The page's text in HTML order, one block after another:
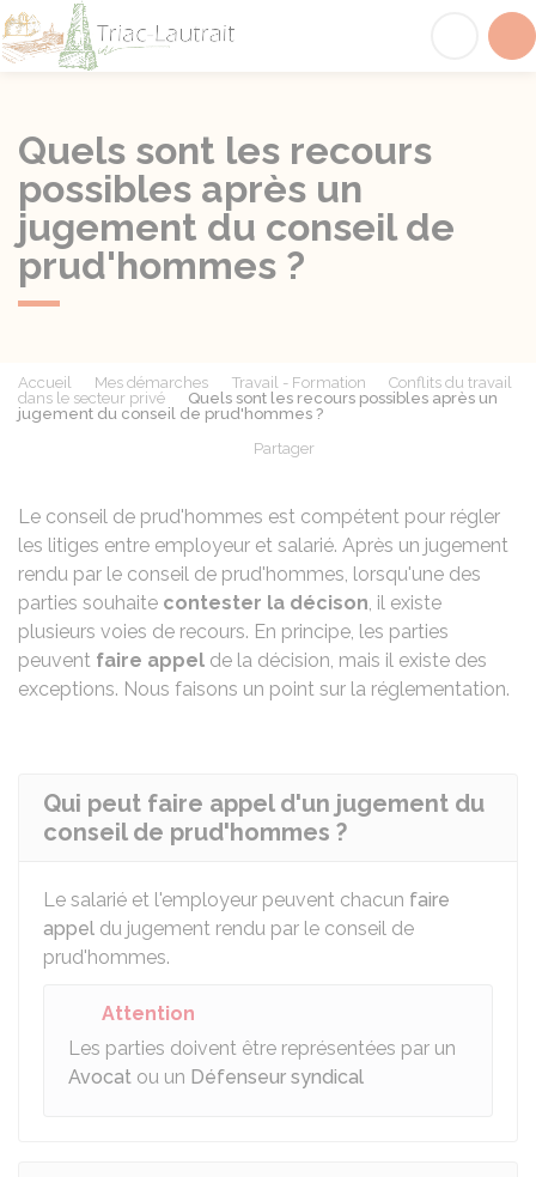
Quels sont les recours
possibles après un
jugement du conseil de
prud'hommes ?
Accueil Mes démarches Travail - Formation
Conflits du travail
dans le secteur privé
Quels sont les recours possibles après un
jugement du conseil de prud'hommes ?
Partager
Le conseil de prud'hommes est compétent pour régler
les litiges entre employeur et salarié. Après un jugement
rendu par le conseil de prud'hommes, lorsqu'une des
parties souhaite contester la décison, il existe
plusieurs voies de recours. En principe, les parties
peuvent faire appel de la décision, mais il existe des
exceptions. Nous faisons un point sur la réglementation.
Qui peut faire appel d'un jugement du
conseil de prud'hommes ?
Le salarié et l'employeur peuvent chacun faire
appel du jugement rendu par le conseil de
prud'hommes.
Attention
Les parties doivent être représentées par un
Avocat ou un Défenseur syndical